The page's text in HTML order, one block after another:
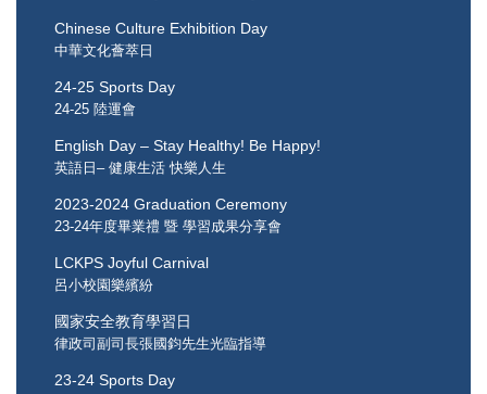
Chinese Culture Exhibition Day
中華文化薈萃日
24-25 Sports Day
24-25 陸運會
English Day – Stay Healthy! Be Happy!
英語日– 健康生活 快樂人生
2023-2024 Graduation Ceremony
23-24年度畢業禮 暨 學習成果分享會
LCKPS Joyful Carnival
呂小校園樂繽紛
國家安全教育學習日
律政司副司長張國鈞先生光臨指導
23-24 Sports Day